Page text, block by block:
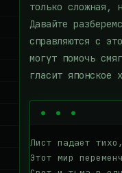
только сложная,
Давайте
справляются с
могут помочь
гласит японское
Лист падает тихо,
Этот мир